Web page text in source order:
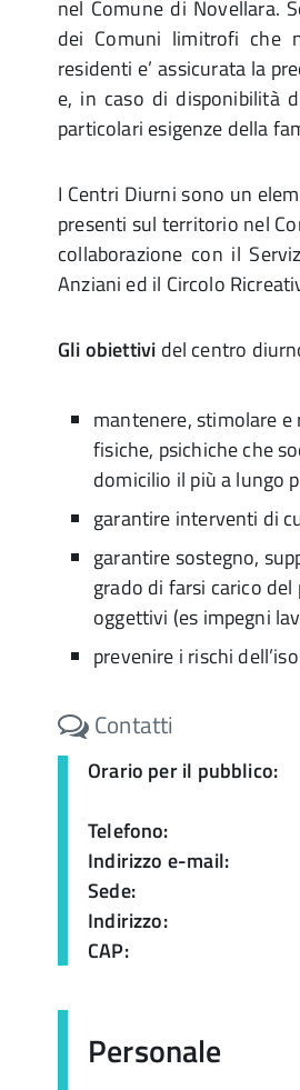
nel Comune di Novellara.
dei Comuni limitrofi che
residenti e’ assicurata la
e, in caso di disponibilità
particolari esigenze della
I Centri Diurni sono un
presenti sul territorio nel
collaborazione con il
Anziani ed il Circolo
Gli obiettivi del centro
mantenere, stimolare
fisiche, psichiche che
domicilio il più a lungo
garantire interventi di
garantire sostegno,
grado di farsi carico
oggettivi (es impegni
prevenire i rischi
Contatti
Orario per il pubblico:
Telefono:
Indirizzo e-mail:
Sede:
Indirizzo:
CAP:
Personale